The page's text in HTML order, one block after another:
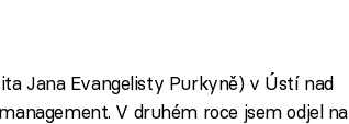
Jana Evangelisty Purkyně) v Ústí nad
V druhém roce jsem odjel na